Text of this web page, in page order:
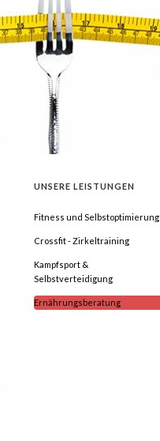
UNSERE LEISTUNGEN
Fitness und Selbstoptimierung
Crossfit - Zirkeltraining
Kampfsport &
Selbstverteidigung
Ernährungsberatung